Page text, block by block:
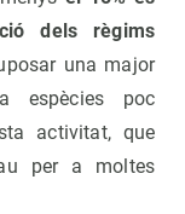
dels règims
una major
espècies poc
activitat, que
per a moltes